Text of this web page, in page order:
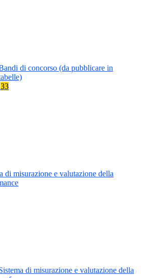
di concorso (da pubblicare in
33
di misurazione e valutazione della
di misurazione e valutazione della